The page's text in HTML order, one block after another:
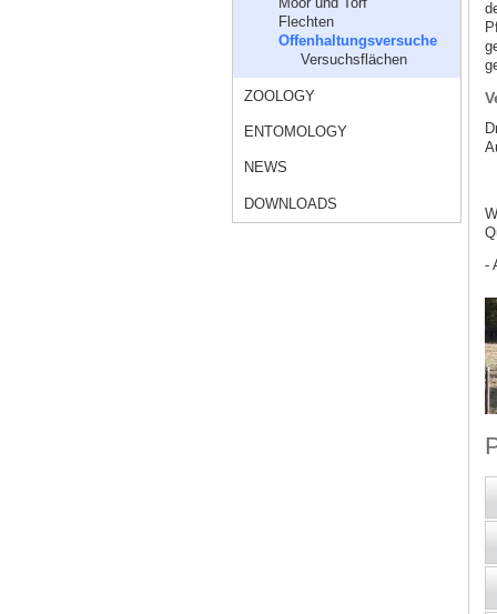
Flechten
Offenhaltungsversuche
Versuchsflächen
ZOOLOGY
ENTOMOLOGY
NEWS
DOWNLOADS
-